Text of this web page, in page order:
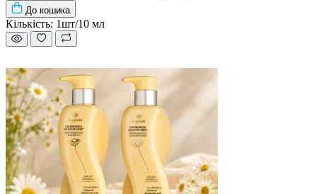
До кошика
Кількість: 1шт/10 мл